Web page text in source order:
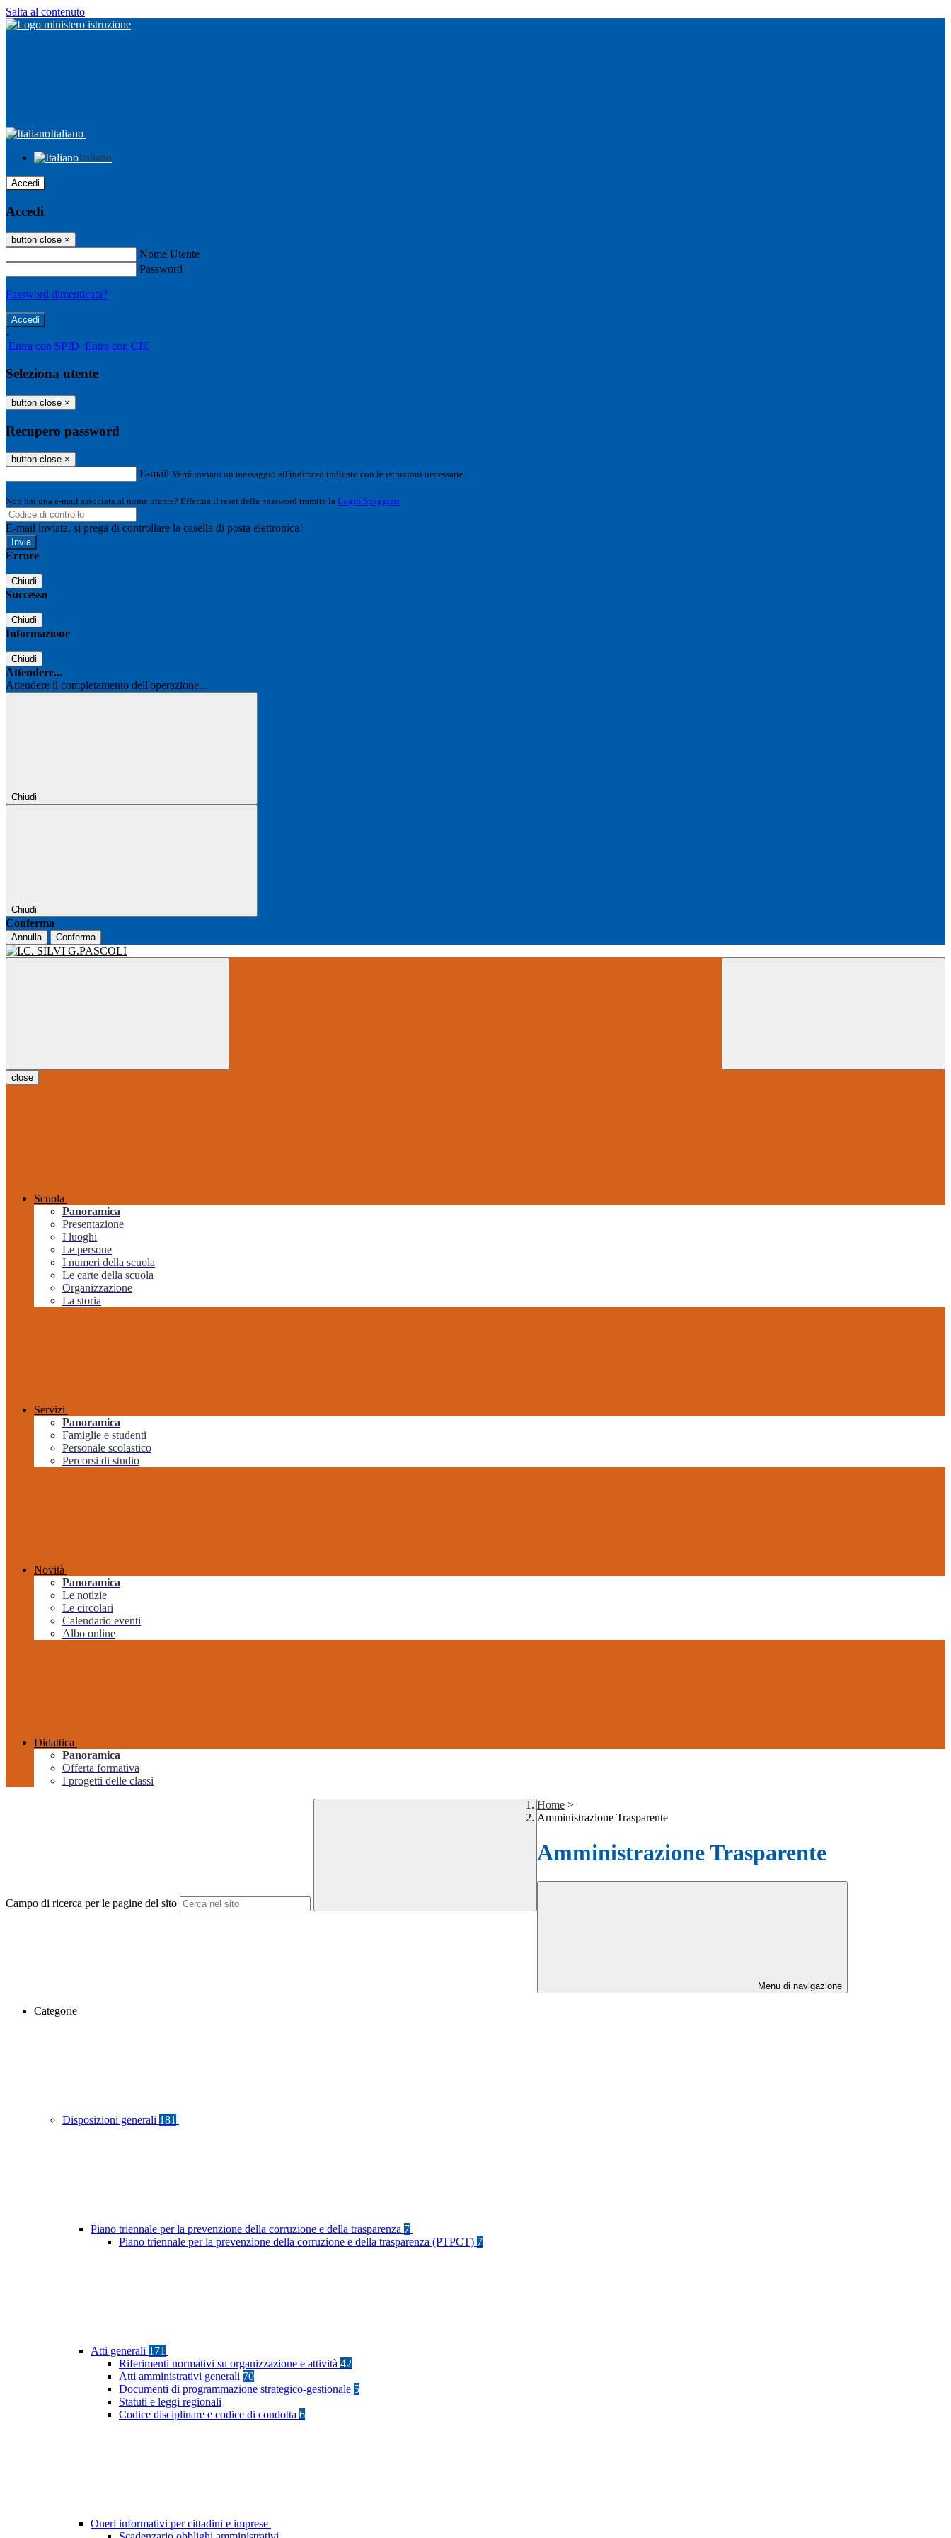
Salta al contenuto
Italiano
Italiano
Accedi
Accedi
button close ×
Nome Utente
Password
Password dimenticata?
-
Entra con SPID Entra con CIE
Seleziona utente
button close ×
Recupero password
button close ×
E-mail Verrà inviato un messaggio all'indirizzo indicato con le istruzioni necessarie.
Non hai una e-mail associata al nome utente? Effettua il reset della password tramite la Login Spaggiari
E-mail inviata, si prega di controllare la casella di posta elettronica!
Errore
Chiudi
Successo
Chiudi
Informazione
Chiudi
Attendere...
Attendere il completamento dell'operazione...
Chiudi
Chiudi
Conferma
Annulla Conferma
close
Scuola
Panoramica
Presentazione
I luoghi
Le persone
I numeri della scuola
Le carte della scuola
Organizzazione
La storia
Servizi
Panoramica
Famiglie e studenti
Personale scolastico
Percorsi di studio
Novità
Panoramica
Le notizie
Le circolari
Calendario eventi
Albo online
Didattica
Panoramica
Offerta formativa
I progetti delle classi
Campo di ricerca per le pagine del sito
Home >
Amministrazione Trasparente
Amministrazione Trasparente
Menu di navigazione
Categorie
Disposizioni generali 181
Piano triennale per la prevenzione della corruzione e della trasparenza 7
Piano triennale per la prevenzione della corruzione e della trasparenza (PTPCT) 7
Atti generali 171
Riferimenti normativi su organizzazione e attività 42
Atti amministrativi generali 70
Documenti di programmazione strategico-gestionale 5
Statuti e leggi regionali
Codice disciplinare e codice di condotta 6
Oneri informativi per cittadini e imprese